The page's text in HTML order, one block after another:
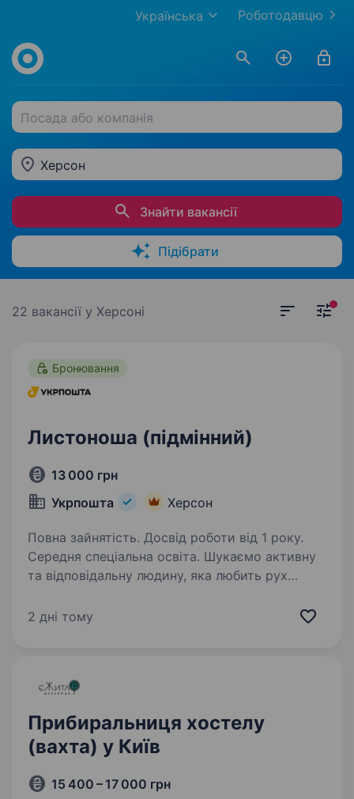
Роботодавцю
Українська
Посада або компанія
Херсон
Знайти вакансії
Підібрати
22 вакансії у Херсоні
Бронювання
Листоноша (підмінний)
13 000 грн
Укрпошта
Херсон
Повна зайнятість. Досвід роботи від 1 року.
Середня спеціальна освіта. Шукаємо активну
та відповідальну людину, яка любить рух
у кожному домі! Це робота для тих, хто цінує
2 дні тому
Прибиральниця хостелу
(вахта) у Київ
15 400 – 17 000 грн